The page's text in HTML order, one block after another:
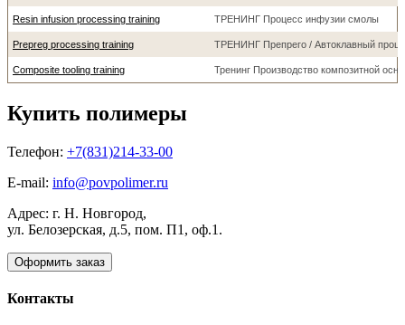
Resin infusion processing training ТРЕНИНГ Процесс инфузии смолы
Prepreg processing training ТРЕНИНГ Препрего / Автоклавный
Composite tooling training Тренинг Производство композитной
Купить полимеры
Телефон: +7(831)214-33-00
E-mail: info@povpolimer.ru
Адрес: г. Н. Новгород,
ул. Белозерская, д.5, пом. П1, оф.1.
Оформить заказ
Контакты